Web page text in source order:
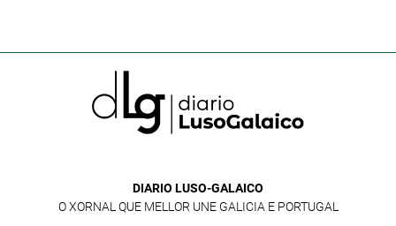
DIARIO LUSO-GALAICO
O XORNAL QUE MELLOR UNE GALICIA E PORTUGAL